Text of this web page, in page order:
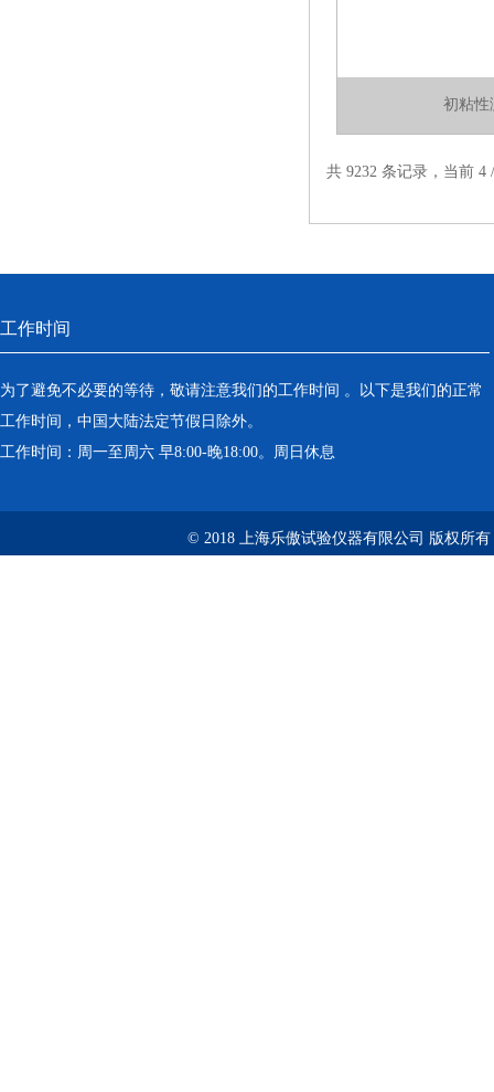
初粘性
共 9232 条记录，当前
工作时间
为了避免不必要的等待，敬请注意我们的工作时间 。以下是我们的正常
工作时间，中国大陆法定节假日除外。
工作时间：周一至周六 早8:00-晚18:00。周日休息
© 2018 上海乐傲试验仪器有限公司 版权所